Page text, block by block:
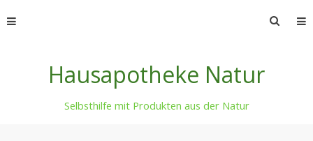
to
Hausapotheke Natur
Selbsthilfe mit Produkten aus der Natur